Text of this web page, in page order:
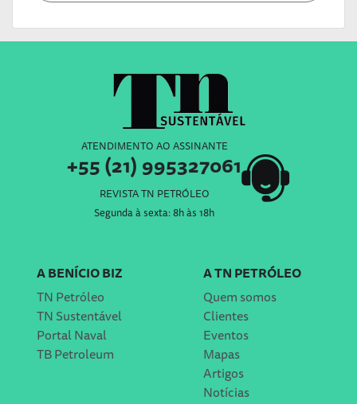
ATENDIMENTO AO ASSINANTE
+55 (21) 995327061
REVISTA TN PETRÓLEO
Segunda à sexta: 8h às 18h
A BENÍCIO BIZ
TN Petróleo
TN Sustentável
Portal Naval
TB Petroleum
A TN PETRÓLEO
Quem somos
Clientes
Eventos
Mapas
Artigos
Notícias